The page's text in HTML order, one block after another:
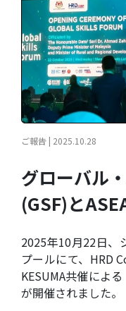
ご報告 | 2025.10.28
グローバル
(GSF)と
2025年10月22日、
プールにて、HRD
KESUMA共催によ
が開催されました。